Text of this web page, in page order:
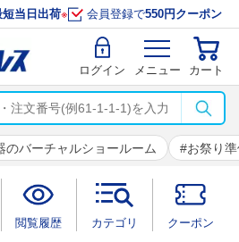
短当日出荷※ 会員登録で550円クーポン
ログイン メニュー カート
のバーチャルショールーム お祭り
閲覧履歴 カテゴリ クーポン